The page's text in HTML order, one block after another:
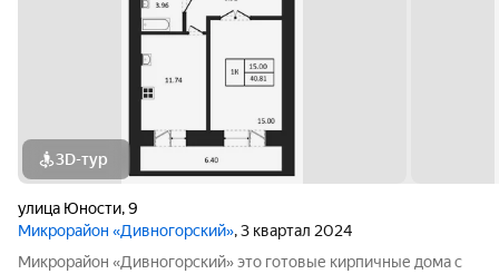
3D-тур
улица Юности,9
Микрорайон «Дивногорский», 3 квартал 2024
Микрорайон «Дивногорский» это готовые кирпичные дома с